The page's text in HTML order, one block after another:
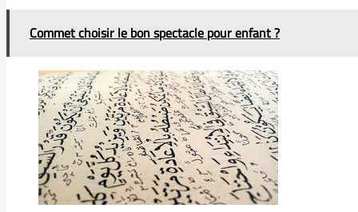
Commet choisir le bon spectacle pour enfant ?